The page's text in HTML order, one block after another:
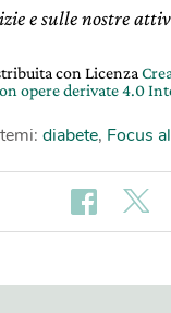
e sulle nostre
con Licenza
opere derivate 4.0
diabete, Focus